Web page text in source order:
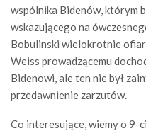
wspólnika Bidenów, którym
wskazującego na
Bobulinski wielokrotnie
Weiss prowadzącemu
Bidenowi, ale ten nie był
przedawnienie zarzutów.
Co interesujące, wiemy o 9-